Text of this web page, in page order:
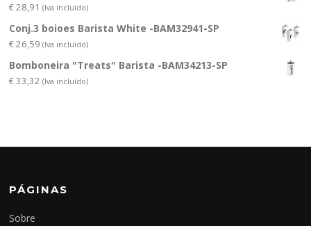
€28,91 (Iva incluído)
Conj.3 boioes Barista White -BAM32941-SP
€26,59 (Iva incluído)
Bomboneira "Treats" Barista -BAM34213-SP
€33,32 (Iva incluído)
PÁGINAS
Sobre